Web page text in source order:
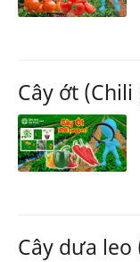
Cây ớt
Cây dưa